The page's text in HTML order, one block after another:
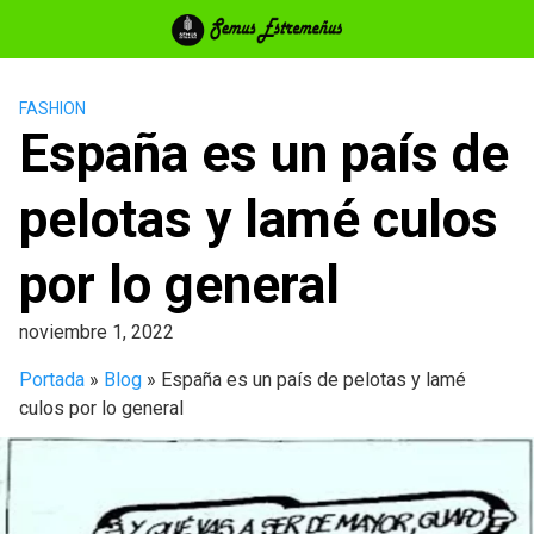
FASHION
España es un país de
pelotas y lamé culos
por lo general
noviembre 1, 2022
Portada » Blog » España es un país de pelotas y lamé
culos por lo general